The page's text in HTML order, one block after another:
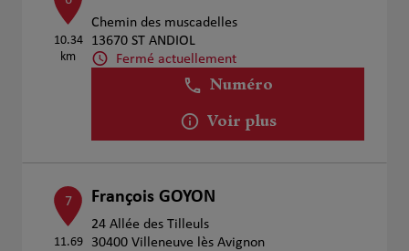
10.34
km
Chemin des muscadelles
13670 ST ANDIOL
Fermé actuellement
Numéro
Voir plus
7
11.69
François GOYON
24 Allée des Tilleuls
30400 Villeneuve lès Avignon